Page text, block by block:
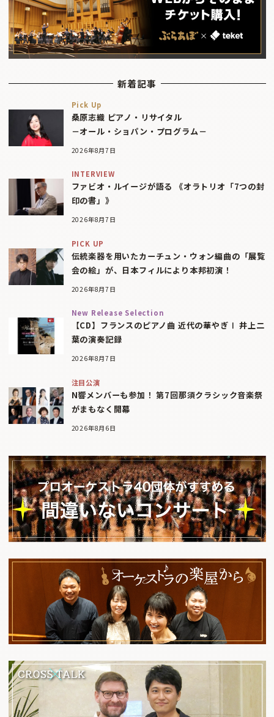
新着記事
Pick Up
桑原志織 ピアノ・リサイタル
－オール・ショパン・プログラム－
2026年8月7日
INTERVIEW
ファビオ・ルイージが語る 《オラトリオ「7つの封
印の書」》
2026年8月7日
PICK UP
伝統楽器を用いたカーチュン・ウォン編曲の「展覧
会の絵」が、日本フィルにより本邦初演！
2026年8月7日
New Release Selection
【CD】フランスのピアノ曲 近代の華やぎⅠ 井上二
葉の演奏記録
2026年8月7日
注目公演
N響メンバーも参加！ 第7回那須クラシック音楽祭
がまもなく開幕
2026年8月6日